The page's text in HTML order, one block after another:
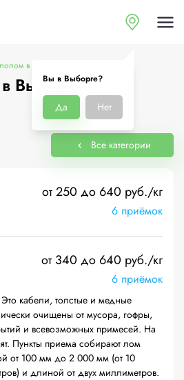
Вы в Выборге?
Да Нет
в Выборге
Выборге
Все категории
от 250 до 640 руб./кг
6 приёмок
от 340 до 640 руб./кг
6 приёмок
кабели, толстые и медные
очищены от мусора, гофры,
и всевозможных примесей. На
Пункты приема собирают лом
от 100 мм до 2 000 мм (от 10
и длиной от двух миллиметров.